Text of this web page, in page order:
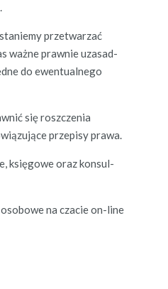
przetwarzać
ważne prawnie uza­sad­
do ewen­tu­al­nego
się roszczenia
przepisy prawa.
księ­gowe oraz kon­sul­
na cza­cie on-line